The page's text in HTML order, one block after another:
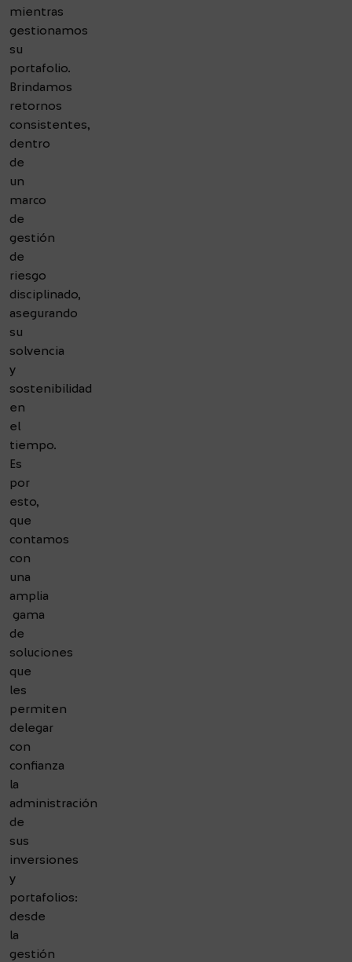
mientras
gestionamos
su
portafolio.
Brindamos
retornos
consistentes,
dentro
de
un
marco
de
gestión
de
riesgo
disciplinado,
asegurando
su
solvencia
y
sostenibilidad
en
el
tiempo.
Es
por
esto,
que
contamos
con
una
amplia
gama
de
soluciones
que
les
permiten
delegar
con
confianza
la
administración
de
sus
inversiones
y
portafolios:
desde
la
gestión